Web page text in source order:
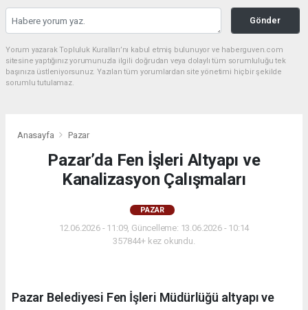
Gönder
Yorum yazarak Topluluk Kuralları’nı kabul etmiş bulunuyor ve haberguven.com
sitesine yaptığınız yorumunuzla ilgili doğrudan veya dolaylı tüm sorumluluğu tek
başınıza üstleniyorsunuz. Yazılan tüm yorumlardan site yönetimi hiçbir şekilde
sorumlu tutulamaz.
Anasayfa Pazar
Pazar’da Fen İşleri Altyapı ve
Kanalizasyon Çalışmaları
PAZAR
12.06.2026 - 11:09, Güncelleme: 13.06.2026 - 10:14
357844+ kez okundu.
Pazar Belediyesi Fen İşleri Müdürlüğü altyapı ve